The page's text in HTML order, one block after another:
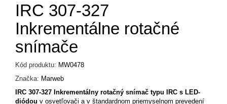
IRC 307-327
Inkrementálne rotačné
snímače
Kód produktu: MW0478
Značka: Marweb
IRC 307-327 Inkrementálny rotačný snímač typu IRC s LED-
diódou v osvetľovači a v štandardnom priemyselnom prevedení